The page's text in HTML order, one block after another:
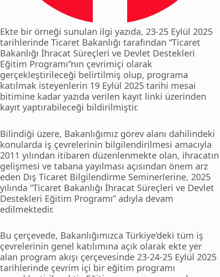
Ekte bir örneği sunulan ilgi yazıda, 23-25 Eylül 2025
tarihlerinde Ticaret Bakanlığı tarafından “Ticaret
Bakanlığı İhracat Süreçleri ve Devlet Destekleri
Eğitim Programı”nın çevrimiçi olarak
gerçekleştirileceği belirtilmiş olup, programa
katılmak isteyenlerin 19 Eylül 2025 tarihi mesai
bitimine kadar yazıda verilen kayıt linki üzerinden
kayıt yaptırabileceği bildirilmiştir.
Bilindiği üzere, Bakanlığımız görev alanı dahilindeki
konularda iş çevrelerinin bilgilendirilmesi amacıyla
2011 yılından itibaren düzenlenmekte olan, ihracatın
gelişmesi ve tabana yayılması açısından önem arz
eden Dış Ticaret Bilgilendirme Seminerlerine, 2025
yılında “Ticaret Bakanlığı İhracat Süreçleri ve Devlet
Destekleri Eğitim Programı” adıyla devam
edilmektedir.
Bu çerçevede, Bakanlığımızca Türkiye’deki tüm iş
çevrelerinin genel katılımına açık olarak ekte yer
alan program akışı çerçevesinde 23-24-25 Eylül 2025
tarihlerinde çevrim içi bir eğitim programı